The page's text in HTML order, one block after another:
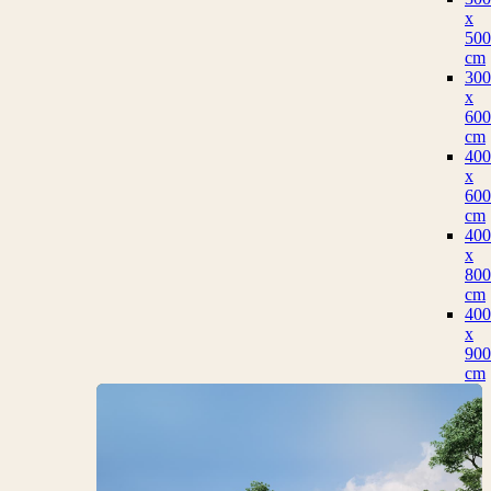
x
500
cm
300
x
600
cm
400
x
600
cm
400
x
800
cm
400
x
900
cm